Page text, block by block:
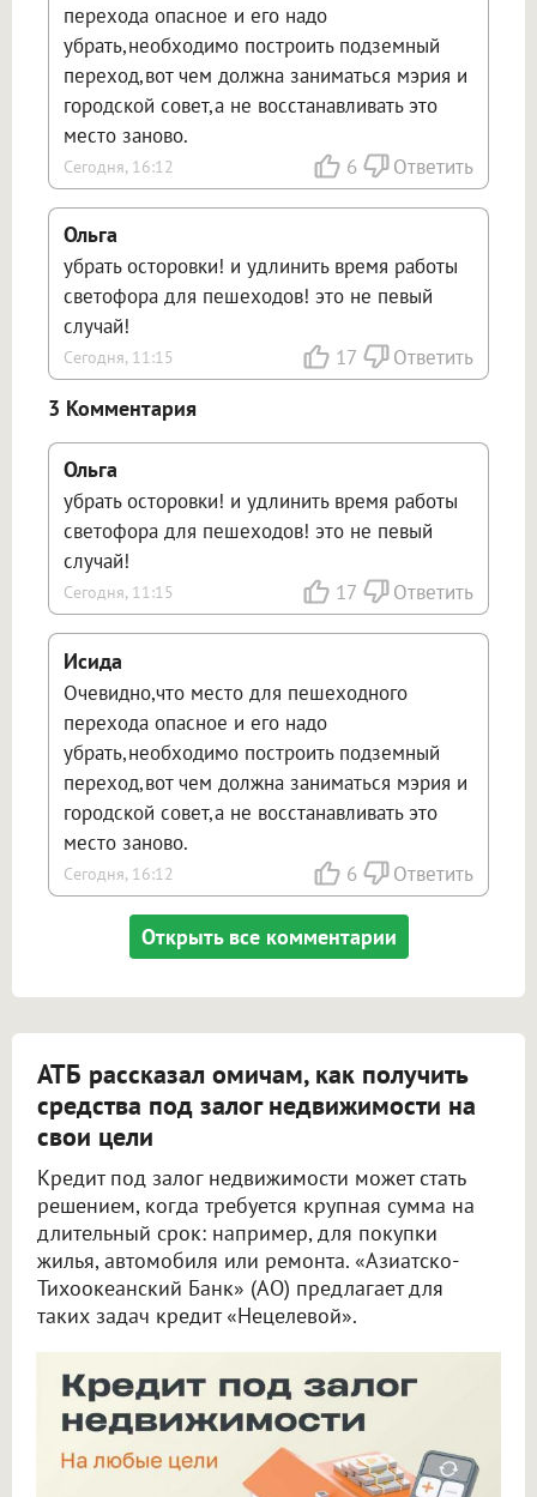
перехода опасное и его надо
убрать,необходимо построить подземный
переход,вот чем должна заниматься мэрия и
городской совет,а не восстанавливать это
место заново.
Сегодня, 16:12 6 Ответить
Ольга
убрать осторовки! и удлинить время работы
светофора для пешеходов! это не певый
случай!
Сегодня, 11:15 17 Ответить
3 Комментария
Ольга
убрать осторовки! и удлинить время работы
светофора для пешеходов! это не певый
случай!
Сегодня, 11:15 17 Ответить
Исида
Очевидно,что место для пешеходного
перехода опасное и его надо
убрать,необходимо построить подземный
переход,вот чем должна заниматься мэрия и
городской совет,а не восстанавливать это
место заново.
Сегодня, 16:12 6 Ответить
Открыть все комментарии
АТБ рассказал омичам, как получить
средства под залог недвижимости на
свои цели
Кредит под залог недвижимости может стать
решением, когда требуется крупная сумма на
длительный срок: например, для покупки
жилья, автомобиля или ремонта. «Азиатско-
Тихоокеанский Банк» (АО) предлагает для
таких задач кредит «Нецелевой».